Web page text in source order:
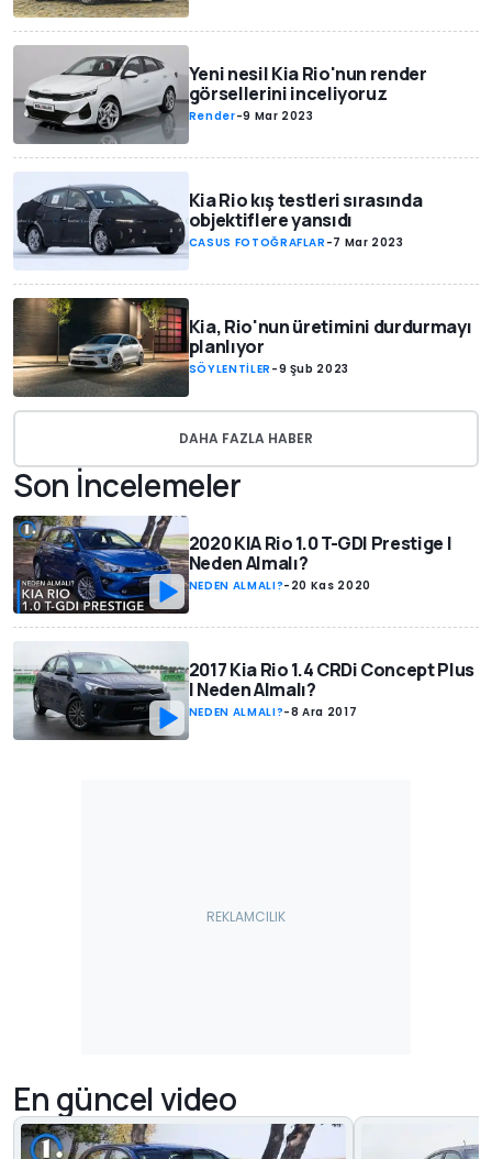
Yeni nesil Kia Rio'nun render
görsellerini inceliyoruz
Render-9 Mar 2023
Kia Rio kış testleri sırasında
objektiflere yansıdı
CASUS FOTOĞRAFLAR -7 Mar 2023
Kia, Rio'nun üretimini durdurmayı
planlıyor
SÖYLENTİLER -9 Şub 2023
DAHA FAZLA HABER
Son İncelemeler
2020 KIA Rio 1.0 T-GDI Prestige |
Neden Almalı?
NEDEN ALMALI?- 20 Kas 2020
2017 Kia Rio 1.4 CRDi Concept Plus
| Neden Almalı?
NEDEN ALMALI?-8 Ara 2017
En güncel video